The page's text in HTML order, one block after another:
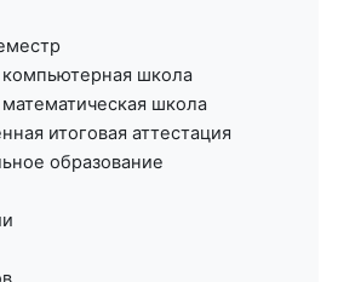
компьютерная школа
школа
итоговая аттестация
образование